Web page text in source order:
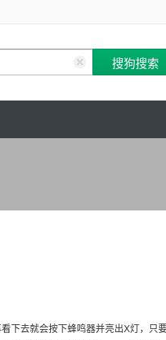
下去就会按下蜂鸣器并亮出X灯，只